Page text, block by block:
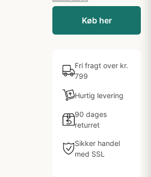
Køb her
Fri fragt over kr.
799
Hurtig levering
90 dages
returret
Sikker handel
med SSL